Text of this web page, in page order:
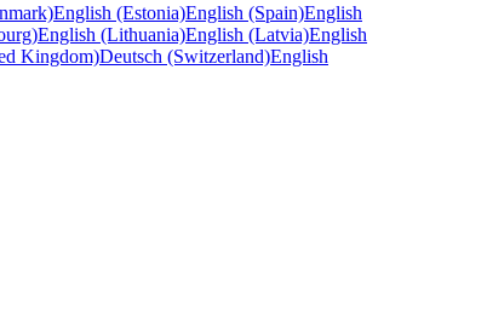
English (Estonia)English (Spain)English
English (Lithuania)English (Latvia)English
Kingdom)Deutsch (Switzerland)English